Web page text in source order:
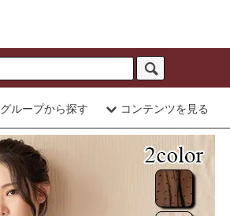
グループから探す コンテンツを見る